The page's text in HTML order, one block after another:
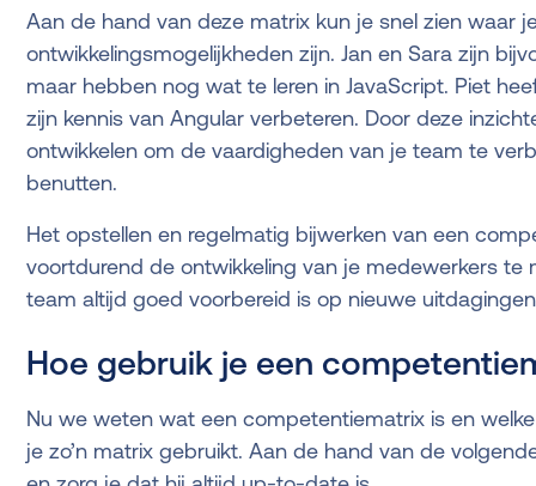
Aan de hand van deze matrix kun je snel zien waar
ontwikkelingsmogelijkheden zijn. Jan en Sara zijn
maar hebben nog wat te leren in JavaScript. Piet
zijn kennis van Angular verbeteren. Door deze
ontwikkelen om de vaardigheden van je team te
benutten.
Het opstellen en regelmatig bijwerken van een
voortdurend de ontwikkeling van je medewerkers te
team altijd goed voorbereid is op nieuwe
Hoe gebruik je een
Nu we weten wat een competentiematrix is en
je zo’n matrix gebruikt. Aan de hand van de